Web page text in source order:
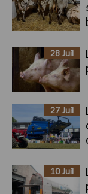
28 Juil
27 Juil
10 Juil